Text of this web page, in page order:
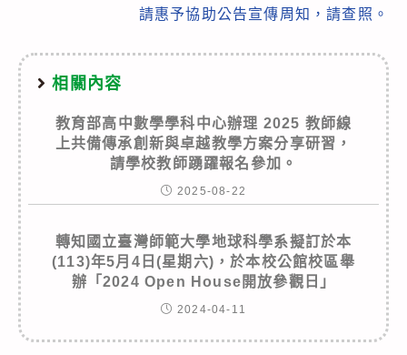
請惠予協助公告宣傳周知，請查照。
相關內容
教育部高中數學學科中心辦理 2025 教師線
上共備傳承創新與卓越教學方案分享研習，
請學校教師踴躍報名參加。
2025-08-22
轉知國立臺灣師範大學地球科學系擬訂於本
(113)年5月4日(星期六)，於本校公館校區舉
辦「2024 Open House開放參觀日」
2024-04-11